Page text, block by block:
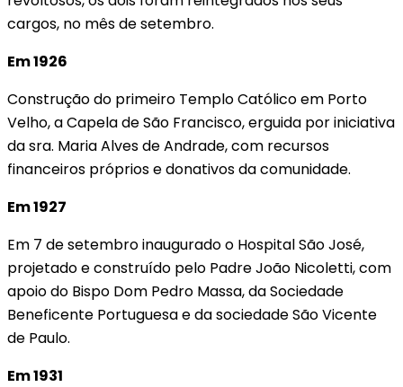
cargos, no mês de setembro.
Em 1926
Construção do primeiro Templo Católico em Porto
Velho, a Capela de São Francisco, erguida por iniciativa
da sra. Maria Alves de Andrade, com recursos
financeiros próprios e donativos da comunidade.
Em 1927
Em 7 de setembro inaugurado o Hospital São José,
projetado e construído pelo Padre João Nicoletti, com
apoio do Bispo Dom Pedro Massa, da Sociedade
Beneficente Portuguesa e da sociedade São Vicente
de Paulo.
Em 1931